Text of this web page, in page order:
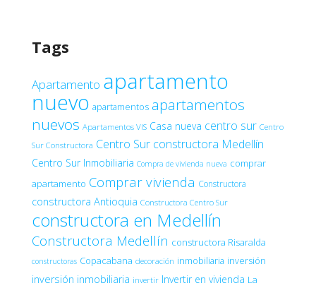
Tags
Apartamento apartamento
nuevo apartamentos apartamentos
nuevos Apartamentos VIS Casa nueva centro sur Centro
Sur Constructora Centro Sur constructora Medellín
Centro Sur Inmobiliaria Compra de vivienda nueva comprar
apartamento Comprar vivienda Constructora
constructora Antioquia Constructora Centro Sur
constructora en Medellín
Constructora Medellín constructora Risaralda
constructoras Copacabana decoración inmobiliaria inversión
inversión inmobiliaria invertir Invertir en vivienda La